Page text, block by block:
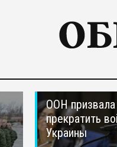
ООН призвала
прекратить
Украины